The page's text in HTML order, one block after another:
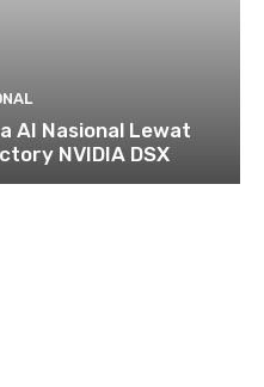
AI Nasional Lewat
NVIDIA DSX